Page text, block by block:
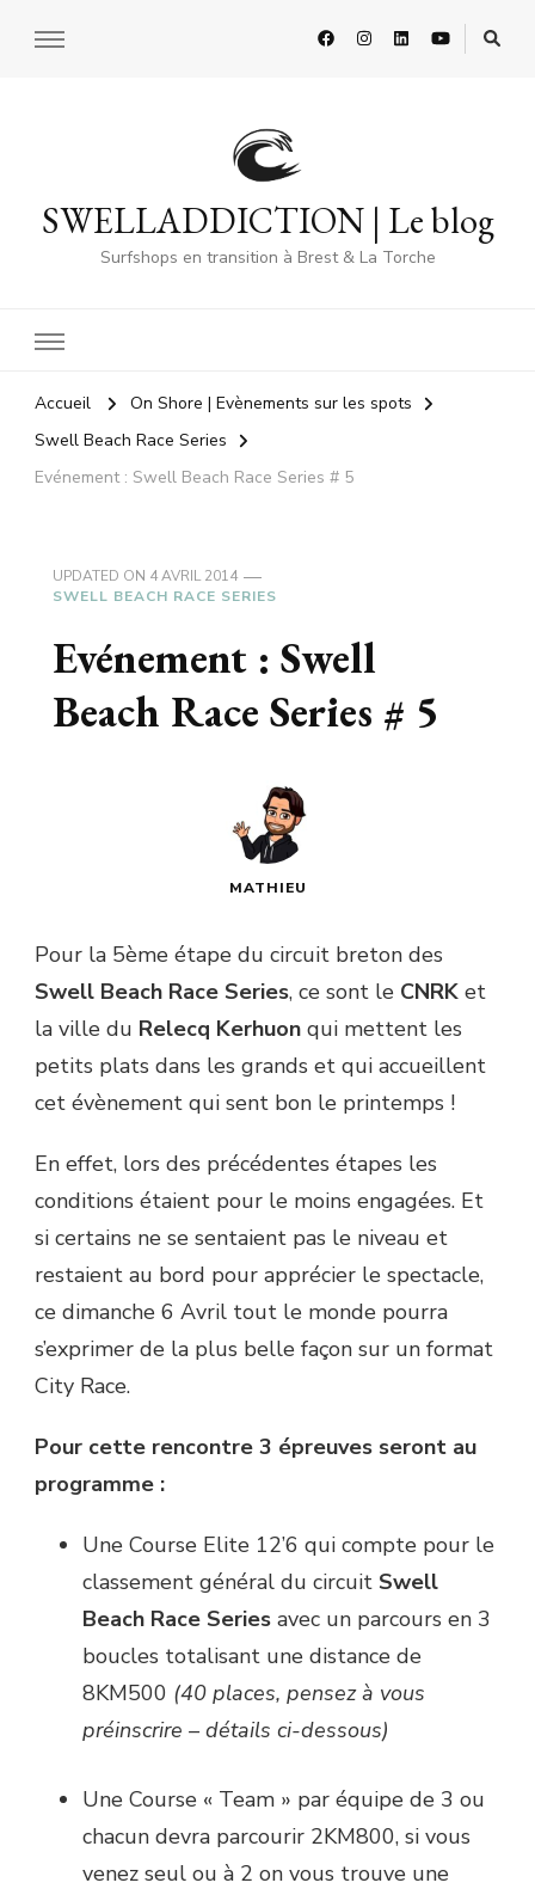
SWELLADDICTION | Le blog
Surfshops en transition à Brest & La Torche
Accueil
On Shore | Evènements sur les spots
Swell Beach Race Series
Evénement : Swell Beach Race Series # 5
UPDATED ON 4 AVRIL 2014
SWELL BEACH RACE SERIES
Evénement : Swell
Beach Race Series # 5
MATHIEU
Pour la 5ème étape du circuit breton des
Swell Beach Race Series, ce sont le CNRK et
la ville du Relecq Kerhuon qui mettent les
petits plats dans les grands et qui accueillent
cet évènement qui sent bon le printemps !
En effet, lors des précédentes étapes les
conditions étaient pour le moins engagées. Et
si certains ne se sentaient pas le niveau et
restaient au bord pour apprécier le spectacle,
ce dimanche 6 Avril tout le monde pourra
s’exprimer de la plus belle façon sur un format
City Race.
Pour cette rencontre 3 épreuves seront au
programme :
Une Course Elite 12’6 qui compte pour le
classement général du circuit Swell
Beach Race Series avec un parcours en 3
boucles totalisant une distance de
8KM500 (40 places, pensez à vous
préinscrire – détails ci-dessous)
Une Course « Team » par équipe de 3 ou
chacun devra parcourir 2KM800, si vous
venez seul ou à 2 on vous trouve une